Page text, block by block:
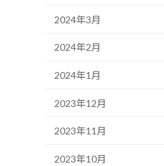
2024年3月
2024年2月
2024年1月
2023年12月
2023年11月
2023年10月